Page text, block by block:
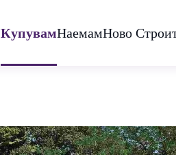
КупувамНаемамНово